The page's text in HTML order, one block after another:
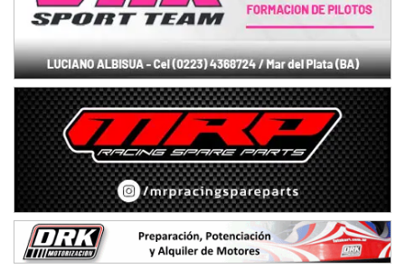
NORESTE SANTAFESINO - F6
Avellaneda (Santa Fe)
SUR SANTAFESINO - F4
José Samuel Sánchez (Tierra)
Rufino (Santa Fe)
TUCUMANO - F5
Juan Navarro (Asfalto)
El Timbó (Tucumán)